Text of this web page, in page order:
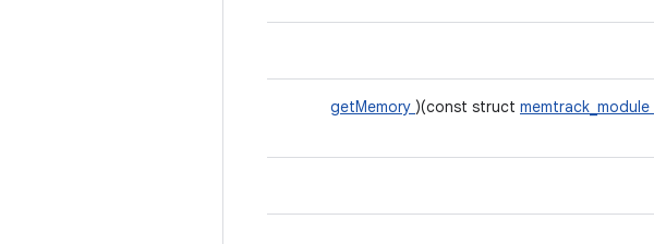
getMemory )(const struct memtrack_module